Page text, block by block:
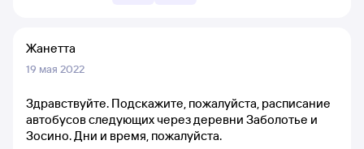
Жанетта
19 мая 2022
Здравствуйте. Подскажите, пожалуйста, расписание
автобусов следующих через деревни Заболотье и
Зосино. Дни и время, пожалуйста.